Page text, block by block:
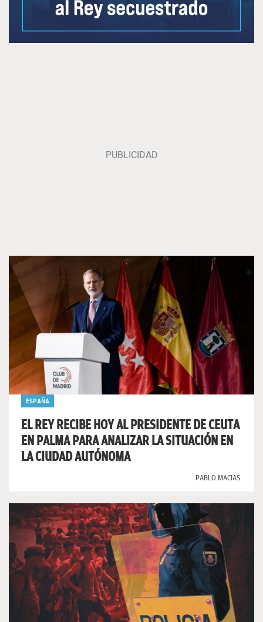
ESPAÑA
EL REY RECIBE HOY AL PRESIDENTE DE CEUTA
EN PALMA PARA ANALIZAR LA SITUACIÓN EN
LA CIUDAD AUTÓNOMA
PABLO MACÍAS